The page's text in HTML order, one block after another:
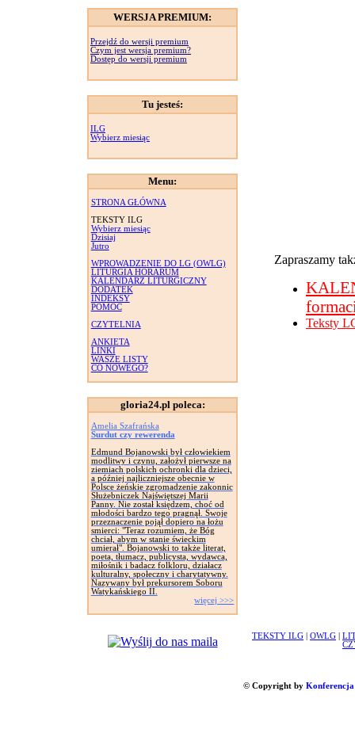
WERSJA PREMIUM:
Przejdź do wersji premium
Czym jest wersja premium?
Dostęp do wersji premium
Tu jesteś:
ILG
Wybierz miesiąc
Menu:
STRONA GŁÓWNA
TEKSTY ILG
Wybierz miesiąc
Dzisiaj
Jutro
WPROWADZENIE DO LG (OWLG)
LITURGIA HORARUM
KALENDARZ LITURGICZNY
DODATEK
INDEKSY
POMOC
CZYTELNIA
ANKIETA
LINKI
WASZE LISTY
CO NOWEGO?
gloria24.pl poleca:
Amelia Szafrańska
Surdut czy rewerenda
Edmund Bojanowski był człowiekiem
modlitwy i czynu, założył pierwsze na
ziemiach polskich ochronki dla dzieci,
a później najliczniejsze obecnie w
Polsce żeńskie zgromadzenie zakonnic
Służebniczek Najświętszej Marii
Panny. Nie został księdzem, choć od
młodości bardzo tego pragnął. Swoje
przeznaczenie pojął dopiero na łożu
smierci: "Teraz rozumiem, że Bóg
chciał, abym w stanie świeckim
umierał". Bojanowski to także literat,
poeta, tłumacz, publicysta, wydawca,
miłośnik i badacz folkloru, działacz
kulturalny, społeczny i charytatywny.
Nazywany był prekursorem Soboru
Watykańskiego II.
więcej >>>
Zapraszamy
Teksty
TEKSTY ILG OWLG
© Copyright by Konferencja